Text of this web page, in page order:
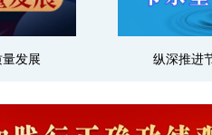
纵深推进节水型